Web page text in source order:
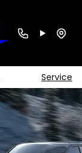
Service